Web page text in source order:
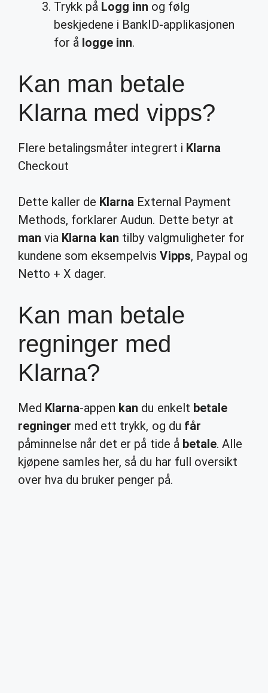
Trykk på Logg inn og følg
beskjedene i BankID-applikasjonen
for å logge inn.
Kan man betale
Klarna med vipps?
Flere betalingsmåter integrert i Klarna
Checkout
Dette kaller de Klarna External Payment
Methods, forklarer Audun. Dette betyr at
man via Klarna kan tilby valgmuligheter for
kundene som eksempelvisVipps, Paypal og
Netto + X dager.
Kan man betale
regninger med
Klarna?
Med Klarna-appen kan du enkelt betale
regninger med ett trykk, og du får
påminnelse når det er på tide å betale. Alle
kjøpene samles her, så du har full oversikt
over hva du bruker penger på.